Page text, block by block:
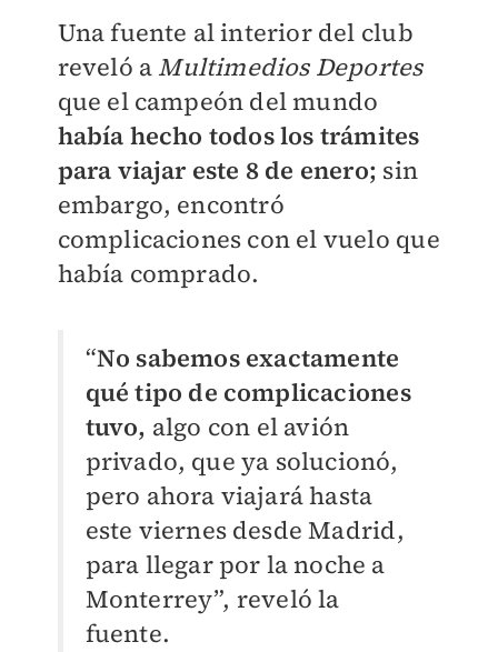
Una fuente al interior del club
reveló a Multimedios Deportes
que el campeón del mundo
había hecho todos los trámites
para viajar este 8 de enero; sin
embargo, encontró
complicaciones con el vuelo que
había comprado.
“No sabemos exactamente
qué tipo de complicaciones
tuvo, algo con el avión
privado, que ya solucionó,
pero ahora viajará hasta
este viernes desde Madrid,
para llegar por la noche a
Monterrey”, reveló la
fuente.